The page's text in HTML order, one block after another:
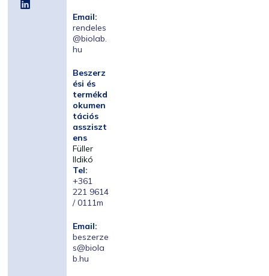
Email:
rendeles
@biolab.
hu
Beszerz
ési és
termékd
okumen
tációs
assziszt
ens
Füller
Ildikó
Tel:
+361
221 9614
/ 0111m
Email:
beszerze
s@biola
b.hu